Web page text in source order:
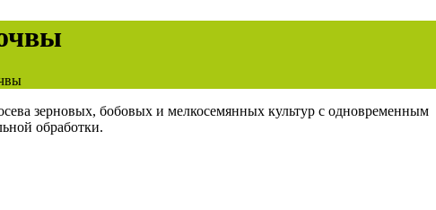
зерновых, бобовых и мелкосемянных культур с
обработки.